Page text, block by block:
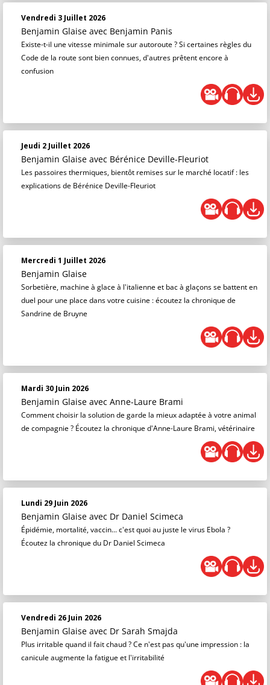
Vendredi 3 Juillet 2026
Benjamin Glaise avec Benjamin Panis
Existe-t-il une vitesse minimale sur autoroute ? Si certaines règles du
Code de la route sont bien connues, d'autres prêtent encore à
confusion
Jeudi 2 Juillet 2026
Benjamin Glaise avec Bérénice Deville-Fleuriot
Les passoires thermiques, bientôt remises sur le marché locatif : les
explications de Bérénice Deville-Fleuriot
Mercredi 1 Juillet 2026
Benjamin Glaise
Sorbetière, machine à glace à l'italienne et bac à glaçons se battent en
duel pour une place dans votre cuisine : écoutez la chronique de
Sandrine de Bruyne
Mardi 30 Juin 2026
Benjamin Glaise avec Anne-Laure Brami
Comment choisir la solution de garde la mieux adaptée à votre animal
de compagnie ? Écoutez la chronique d'Anne-Laure Brami, vétérinaire
Lundi 29 Juin 2026
Benjamin Glaise avec Dr Daniel Scimeca
Épidémie, mortalité, vaccin... c'est quoi au juste le virus Ebola ?
Écoutez la chronique du Dr Daniel Scimeca
Vendredi 26 Juin 2026
Benjamin Glaise avec Dr Sarah Smajda
Plus irritable quand il fait chaud ? Ce n'est pas qu'une impression : la
canicule augmente la fatigue et l'irritabilité